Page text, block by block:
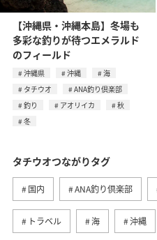
【沖縄県・沖縄本島】冬場も
多彩な釣りが待つエメラルド
のフィールド
沖縄県 沖縄
海
タチウオ
ANA釣り倶楽部
釣り
アオリイカ
秋
冬
タチウオつながりタグ
国内 ANA釣り倶楽部
トラベル 海 沖縄